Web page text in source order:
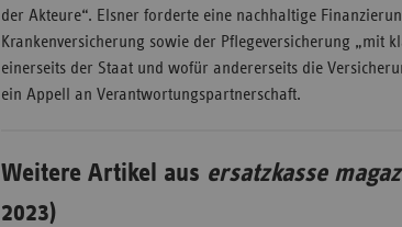
der Akteure“. Elsner forderte eine nachhaltige
Krankenversicherung sowie der Pflegeversicherung „mit
einerseits der Staat und wofür andererseits die
ein Appell an Verantwortungspartnerschaft.
Weitere Artikel aus ersatzkasse
2023)